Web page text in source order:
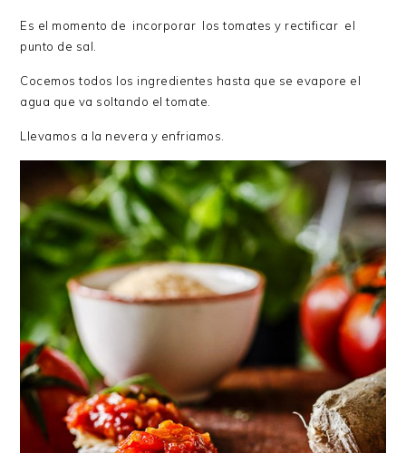
Es el momento de incorporar los tomates y rectificar el
punto de sal.
Cocemos todos los ingredientes hasta que se evapore el
agua que va soltando el tomate.
Llevamos a la nevera y enfriamos.